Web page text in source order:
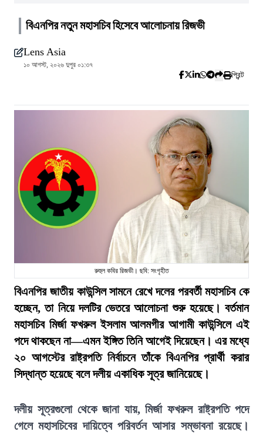
বিএনপির নতুন মহাসচিব হিসেবে আলোচনায় রিজভী
Lens Asia
১০ আগস্ট, ২০২৬ দুপুর ০১:৩৭
প্রিন্ট
রুহুল কবির রিজভী। ছবি: সংগৃহীত
বিএনপির জাতীয় কাউন্সিল সামনে রেখে দলের পরবর্তী মহাসচিব কে
হচ্ছেন, তা নিয়ে দলটির ভেতরে আলোচনা শুরু হয়েছে। বর্তমান
মহাসচিব মির্জা ফখরুল ইসলাম আলমগীর আগামী কাউন্সিলে এই
পদে থাকছেন না—এমন ইঙ্গিত তিনি আগেই দিয়েছেন। এর মধ্যে
২০ আগস্টের রাষ্ট্রপতি নির্বাচনে তাঁকে বিএনপির প্রার্থী করার
সিদ্ধান্ত হয়েছে বলে দলীয় একাধিক সূত্র জানিয়েছে।
দলীয় সূত্রগুলো থেকে জানা যায়, মির্জা ফখরুল রাষ্ট্রপতি পদে
গেলে মহাসচিবের দায়িত্বে পরিবর্তন আসার সম্ভাবনা রয়েছে।